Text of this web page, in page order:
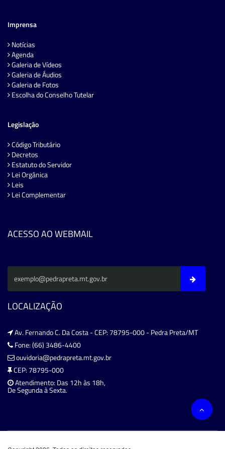
Imprensa
Notícias
Agenda
Galeria de Vídeos
Galeria de Áudios
Galeria de Fotos
Escolha do Conselho Tutelar
Legislação
Código Tributário
Decretos
Estatuto do Servidor
Lei Orgânica
Leis
Lei Complementar
ACESSO AO WEBMAIL
LOCALIZAÇÃO
Av. Fernando C. Da Costa - CEP: 78795-000 - Pedra Preta/MT
Fone: (66) 3486-4400
ouvidoria@pedrapreta.mt.gov.br
CEP: 78795-000
Atendimento: Das 12h às 18h,
De Segunda à Sexta.